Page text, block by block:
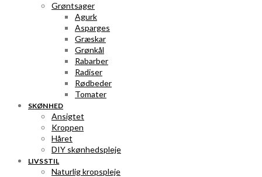
Grøntsager
Agurk
Asparges
Græskar
Grønkål
Rabarber
Radiser
Rødbeder
Tomater
SKØNHED
Ansigtet
Kroppen
Håret
DIY skønhedspleje
LIVSSTIL
Naturlig kropspleje